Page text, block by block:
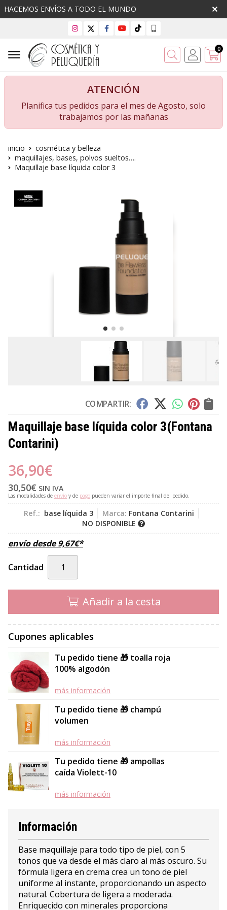
HACEMOS ENVÍOS A TODO EL MUNDO
Buscar 0
ATENCIÓN
Planifica tus pedidos para el mes de Agosto, solo
trabajamos por las mañanas
inicio
cosmética y belleza
maquillajes, bases, polvos sueltos….
Maquillaje base líquida color 3
COMPARTIR:
Maquillaje base líquida color 3(Fontana
Contarini)
36,90€
30,50€ SIN IVA
Las modalidades de envío y de pago pueden variar el importe final del pedido.
Ref.: base líquida 3 Marca: Fontana Contarini
NO DISPONIBLE
envío desde9,67€*
Cantidad
Añadir a la cesta
Cupones aplicables
Tu pedido tiene 🎁 toalla roja
100% algodón
más información
Tu pedido tiene 🎁 champú
volumen
más información
Tu pedido tiene 🎁 ampollas
caída Violett-10
más información
Información
Base maquillaje para todo tipo de piel, con 5
tonos que va desde el más claro al más oscuro. Su
fórmula ligera en crema crea un tono de piel
uniforme al instante, proporcionando un aspecto
natural. Cobertura de ligera a moderada.
Enriquecido con minerales proporciona